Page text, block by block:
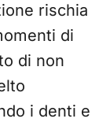
rischia
di
di non
i denti e